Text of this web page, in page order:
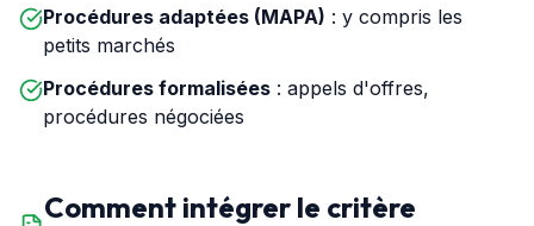
Procédures adaptées (MAPA) : y compris les
petits marchés
Procédures formalisées : appels d'offres,
procédures négociées
Comment intégrer le critère